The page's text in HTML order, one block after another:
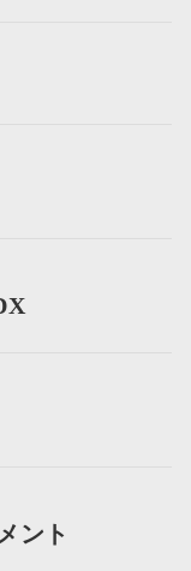
ント